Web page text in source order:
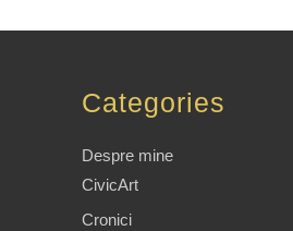
Categories
Despre mine
CivicArt
Cronici